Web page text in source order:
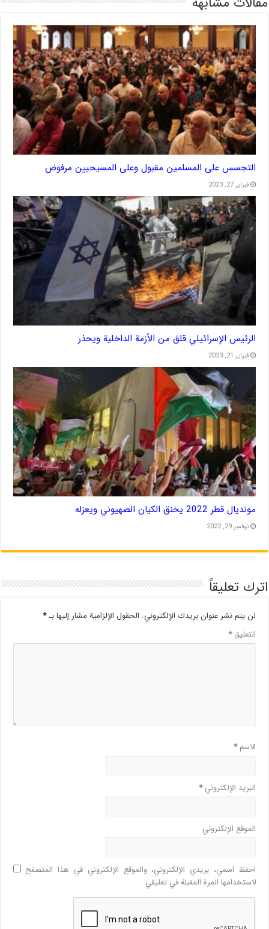
التجسس على المسلمين مقبول وعلى المسيحيين مرفوض
فبراير 27, 2023
الرئيس الإسرائيلي قلق من الأزمة الداخلية ويحذر
فبراير 21, 2023
مونديال قطر 2022 يخنق الكيان الصهيوني ويعزله
نوفمبر 29, 2022
اترك تعليقاً
لن يتم نشر عنوان بريدك الإلكتروني. الحقول الإلزامية مشار إليها بـ*
التعليق*
الاسم*
البريد الإلكتروني*
الموقع الإلكتروني
احفظ اسمي، بريدي الإلكتروني، والموقع الإلكتروني في هذا المتصفح
لاستخدامها المرة المقبلة في تعليقي.